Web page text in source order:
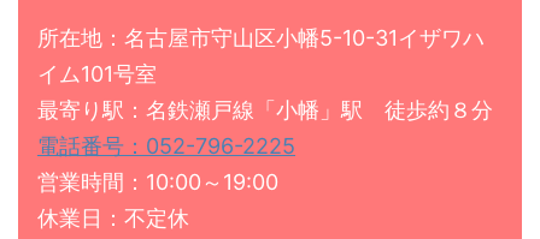
所在地：名古屋市守山区小幡5-10-31イザワハ
イム101号室
最寄り駅：名鉄瀬戸線「小幡」駅 徒歩約８分
電話番号：052-796-2225
営業時間：10:00～19:00
休業日：不定休